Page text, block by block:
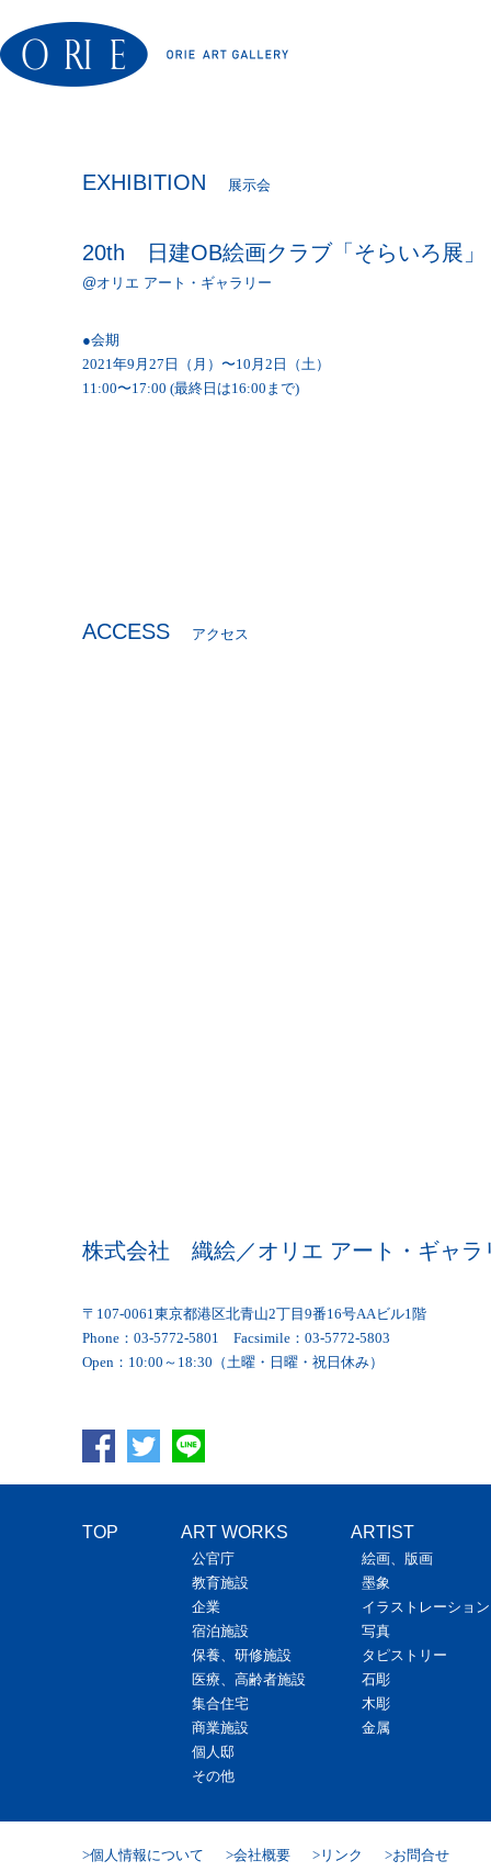
EXHIBITION 展示会
20th 日建OB絵画クラブ「そらいろ展」
@オリエ アート・ギャラリー
●会期
2021年9月27日（月）〜10月2日（土）
11:00〜17:00 (最終日は16:00まで)
ACCESS アクセス
株式会社 織絵／オリエ アート・ギャラ
〒107-0061東京都港区北青山2丁目9番16号AAビル1階
Phone：03-5772-5801 Facsimile：03-5772-5803
Open：10:00～18:30（土曜・日曜・祝日休み）
TOP ART WORKS
公官庁
教育施設
企業
宿泊施設
保養、研修施設
医療、高齢者施設
集合住宅
商業施設
個人邸
その他
ARTIST
絵画、版画
墨象
イラストレーション
写真
タピストリー
石彫
木彫
金属
個人情報について 会社概要 リンク お問合せ